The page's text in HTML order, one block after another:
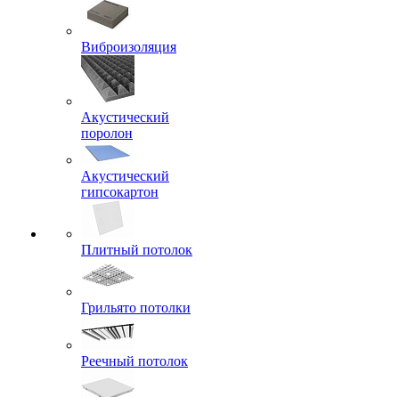
Виброизоляция
Акустический
поролон
Акустический
гипсокартон
Плитный потолок
Грильято потолки
Реечный потолок